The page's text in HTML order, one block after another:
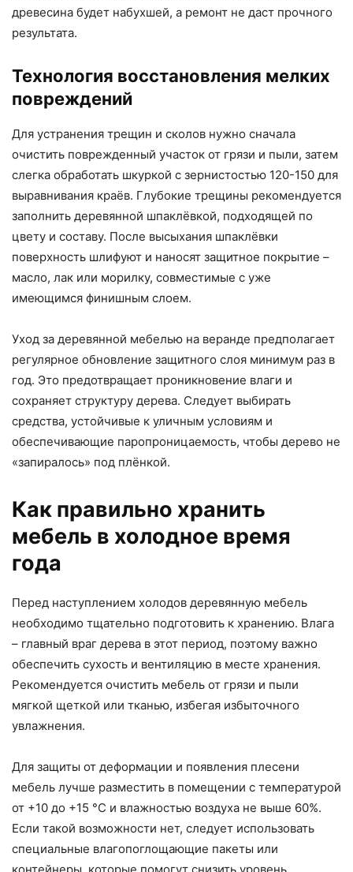
древесина будет набухшей, а ремонт не даст прочного
результата.
Технология восстановления мелких
повреждений
Для устранения трещин и сколов нужно сначала
очистить поврежденный участок от грязи и пыли, затем
слегка обработать шкуркой с зернистостью 120-150 для
выравнивания краёв. Глубокие трещины рекомендуется
заполнить деревянной шпаклёвкой, подходящей по
цвету и составу. После высыхания шпаклёвки
поверхность шлифуют и наносят защитное покрытие –
масло, лак или морилку, совместимые с уже
имеющимся финишным слоем.
Уход за деревянной мебелью на веранде предполагает
регулярное обновление защитного слоя минимум раз в
год. Это предотвращает проникновение влаги и
сохраняет структуру дерева. Следует выбирать
средства, устойчивые к уличным условиям и
обеспечивающие паропроницаемость, чтобы дерево не
«запиралось» под плёнкой.
Как правильно хранить
мебель в холодное время
года
Перед наступлением холодов деревянную мебель
необходимо тщательно подготовить к хранению. Влага
– главный враг дерева в этот период, поэтому важно
обеспечить сухость и вентиляцию в месте хранения.
Рекомендуется очистить мебель от грязи и пыли
мягкой щеткой или тканью, избегая избыточного
увлажнения.
Для защиты от деформации и появления плесени
мебель лучше разместить в помещении с температурой
от +10 до +15 °C и влажностью воздуха не выше 60%.
Если такой возможности нет, следует использовать
специальные влагопоглощающие пакеты или